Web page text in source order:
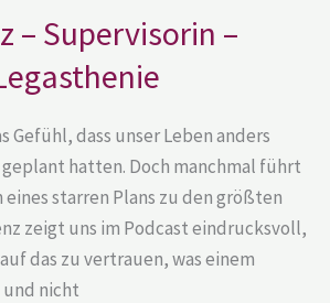
– Supervisorin –
Gefühl, dass unser Leben anders
hatten. Doch manchmal führt
eines starren Plans zu den größten
zeigt uns im Podcast eindrucksvoll,
das zu vertrauen, was einem
nicht